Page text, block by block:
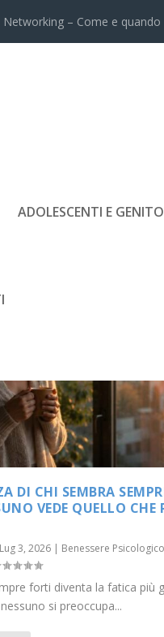
Networking – Come e
ADOLESCENTI E
DI CHI SEMBRA
VEDE QUELLO CHE
Lug 3, 2026 | Benessere Psicologico
forti diventa la fatica più
si preoccupa...